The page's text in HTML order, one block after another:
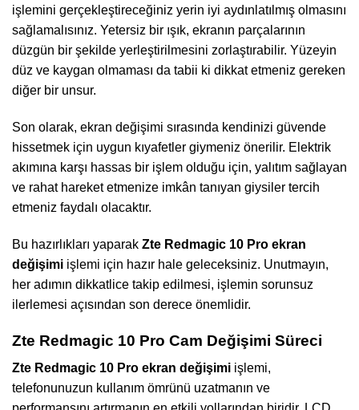
işlemini gerçekleştireceğiniz yerin iyi aydınlatılmış olmasını
sağlamalısınız. Yetersiz bir ışık, ekranın parçalarının
düzgün bir şekilde yerleştirilmesini zorlaştırabilir. Yüzeyin
düz ve kaygan olmaması da tabii ki dikkat etmeniz gereken
diğer bir unsur.
Son olarak, ekran değişimi sırasında kendinizi güvende
hissetmek için uygun kıyafetler giymeniz önerilir. Elektrik
akımına karşı hassas bir işlem olduğu için, yalıtım sağlayan
ve rahat hareket etmenize imkân tanıyan giysiler tercih
etmeniz faydalı olacaktır.
Bu hazırlıkları yaparak Zte Redmagic 10 Pro ekran
değişimi işlemi için hazır hale geleceksiniz. Unutmayın,
her adımın dikkatlice takip edilmesi, işlemin sorunsuz
ilerlemesi açısından son derece önemlidir.
Zte Redmagic 10 Pro Cam Değişimi Süreci
Zte Redmagic 10 Pro ekran değişimi işlemi,
telefonunuzun kullanım ömrünü uzatmanın ve